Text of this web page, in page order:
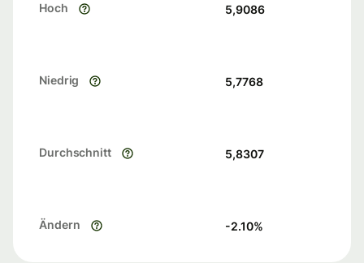
Hoch 5,9086
Niedrig 5,7768
Durchschnitt 5,8307
Ändern -2.10%